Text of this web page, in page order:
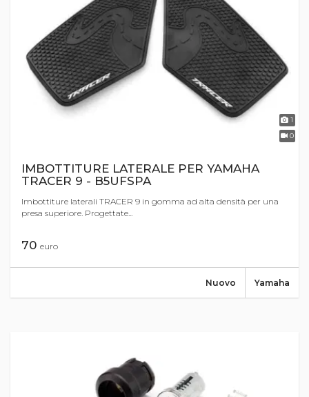
1
0
IMBOTTITURE LATERALE PER YAMAHA
TRACER 9 - B5UFSPA
Imbottiture laterali TRACER 9 in gomma ad alta densità per una
presa superiore. Progettate...
70 euro
Yamaha
Nuovo